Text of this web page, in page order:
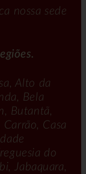
nossa sede
Alto da
Bela
Butantã,
Casa
do
Jabaquara,